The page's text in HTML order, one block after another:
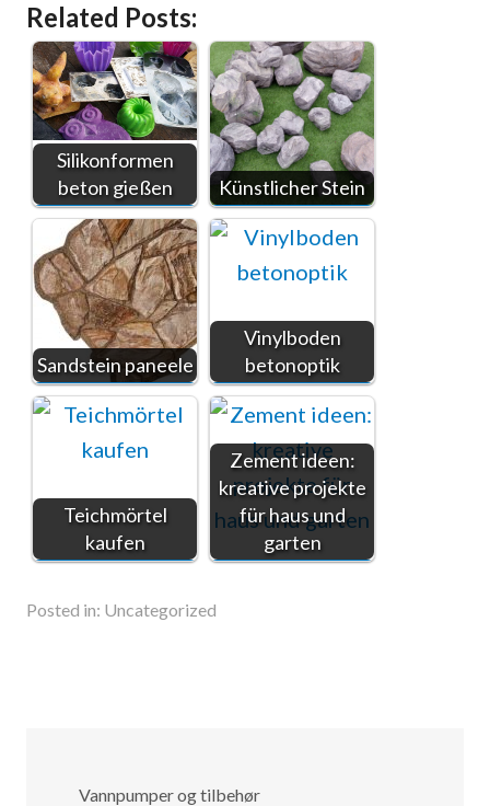
Related Posts:
Silikonformen
beton gießen
Künstlicher Stein
Sandstein paneele
Vinylboden
betonoptik
Teichmörtel
kaufen
Zement ideen:
kreative projekte
für haus und
garten
Posted in: Uncategorized
Vannpumper og tilbehør